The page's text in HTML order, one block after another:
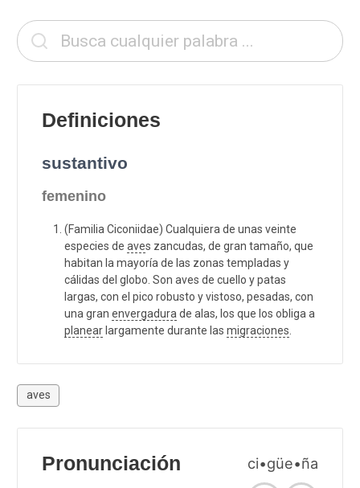
Definiciones
sustantivo
femenino
(Familia Ciconiidae) Cualquiera de unas veinte
especies de aves zancudas, de gran tamaño, que
habitan la mayoría de las zonas templadas y
cálidas del globo. Son aves de cuello y patas
largas, con el pico robusto y vistoso, pesadas, con
una gran envergadura de alas, los que los obliga a
planear largamente durante las migraciones
aves
Pronunciación ci•güe•ña